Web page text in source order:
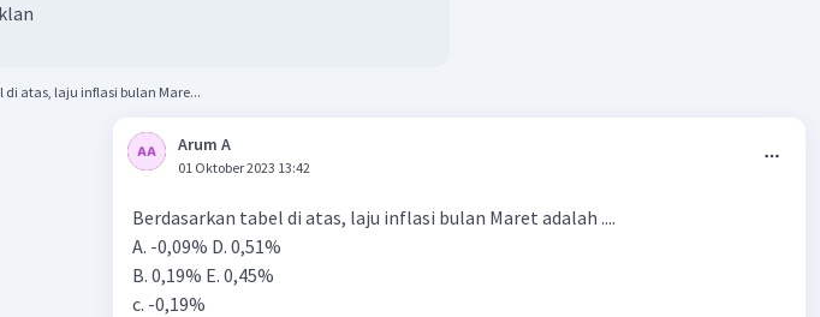
di atas, laju inflasi bulan Mare...
Arum A
01 Oktober 2023 13:42
Berdasarkan tabel di atas, laju inflasi bulan Maret adalah ....
A. -0,09% D. 0,51%
B. 0,19% E. 0,45%
c. -0,19%